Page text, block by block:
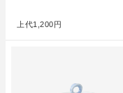
上代1,200円